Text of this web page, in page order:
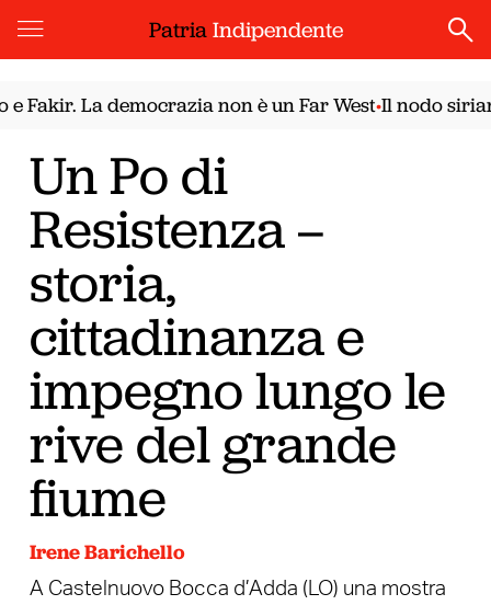
PatriaIndipendente
La democrazia non è un Far West•Il nodo siriano. Il
Un Po di
Resistenza –
storia,
cittadinanza e
impegno lungo le
rive del grande
fiume
Irene Barichello
A Castelnuovo Bocca d’Adda (LO) una mostra